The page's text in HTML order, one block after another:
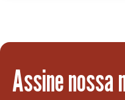
Assine